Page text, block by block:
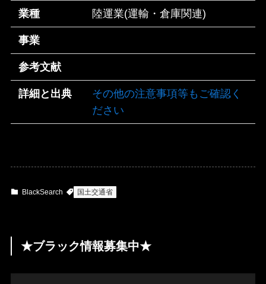
業種 陸運業(運輸・倉庫関連)
事業
参考文献
詳細と出典
その他の注意事項等もご確認く
ださい
BlackSearch 国土交通省
★ブラック情報募集中★